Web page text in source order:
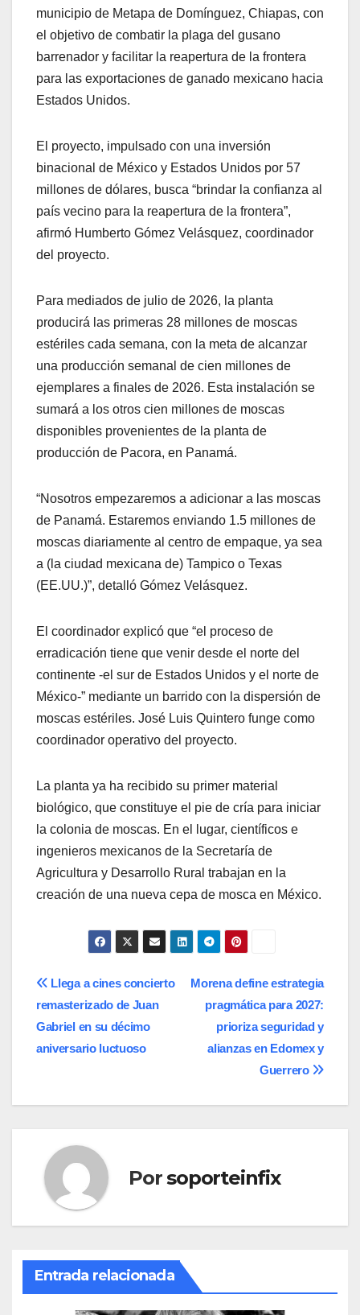
municipio de Metapa de Domínguez, Chiapas, con
el objetivo de combatir la plaga del gusano
barrenador y facilitar la reapertura de la frontera
para las exportaciones de ganado mexicano hacia
Estados Unidos.
El proyecto, impulsado con una inversión
binacional de México y Estados Unidos por 57
millones de dólares, busca “brindar la confianza al
país vecino para la reapertura de la frontera”,
afirmó Humberto Gómez Velásquez, coordinador
del proyecto.
Para mediados de julio de 2026, la planta
producirá las primeras 28 millones de moscas
estériles cada semana, con la meta de alcanzar
una producción semanal de cien millones de
ejemplares a finales de 2026. Esta instalación se
sumará a los otros cien millones de moscas
disponibles provenientes de la planta de
producción de Pacora, en Panamá.
“Nosotros empezaremos a adicionar a las moscas
de Panamá. Estaremos enviando 1.5 millones de
moscas diariamente al centro de empaque, ya sea
a (la ciudad mexicana de) Tampico o Texas
(EE.UU.)”, detalló Gómez Velásquez.
El coordinador explicó que “el proceso de
erradicación tiene que venir desde el norte del
continente -el sur de Estados Unidos y el norte de
México-” mediante un barrido con la dispersión de
moscas estériles. José Luis Quintero funge como
coordinador operativo del proyecto.
La planta ya ha recibido su primer material
biológico, que constituye el pie de cría para iniciar
la colonia de moscas. En el lugar, científicos e
ingenieros mexicanos de la Secretaría de
Agricultura y Desarrollo Rural trabajan en la
creación de una nueva cepa de mosca en México.
Navegación
de
entradas
Morena define estrategia
pragmática para 2027:
prioriza seguridad y
alianzas en Edomex y
Guerrero
Llega a cines concierto
remasterizado de Juan
Gabriel en su décimo
aniversario luctuoso
Porsoporteinfix
Entrada relacionada